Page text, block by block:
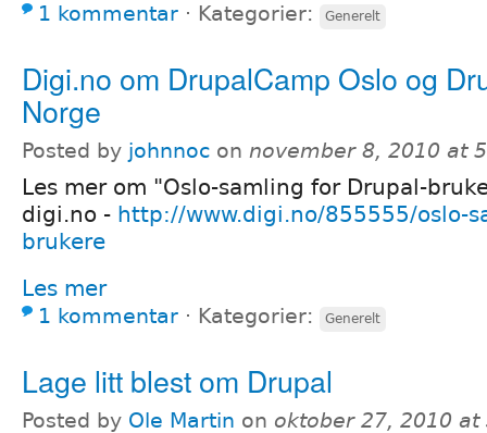
1 kommentar ⋅ Kategorier: Generelt
Digi.no om DrupalCamp Oslo og
Norge
Posted by johnnoc on november 8, 2010 at
Les mer om "Oslo-samling for Drupal-
digi.no - http://www.digi.no/855555/oslo-
brukere
Les mer
1 kommentar ⋅ Kategorier: Generelt
Lage litt blest om Drupal
Posted by Ole Martin on oktober 27, 2010 at